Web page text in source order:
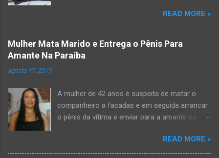
morte a esclarecer”. A PM diz que, na segunda-
feira (8), foi acionada para verificar uma
possível ocorrência de estupro de vulnerável,
na UPA da cidade, mas ao chegar ao local a
vítima estava com um quadro de desidratação
e desnutrição, além de apresentar ruptura anal
e vaginal. Os pais informaram que a criança
sinais de mal-estar. Segundo a PM, os pais só
levaram a menina para UPA após uma piora no
READ MORE »
Mulher Mata Marido e Entrega o Pênis Para
Amante Na Paraíba
agosto 17, 2019
A mulher de 42 anos é suspeita de matar o
companheiro a facadas e em seguida arrancar
o pênis da vítima e enviar para a amante na
da Paraíba. De acordo com o G1, o delegado
Kelsen Vasconcelos, responsável pelo caso, a
READ MORE »